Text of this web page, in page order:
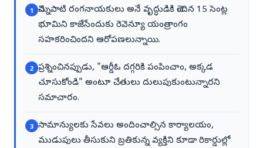
1 చెన్నుపాటి రంగనాయకులు అనే వృద్ధుడికి చెందిన 15 సెంట్ల
భూమిని కాజేసేందుకు రెవెన్యూ యంత్రాంగం
సహకరించిందని ఆరోపణలున్నాయి.
2 ప్రశ్నించినప్పుడు, "ఆర్డీఓ దగ్గరికి పంపించాం, అక్కడ
చూసుకోండి" అంటూ చేతులు దులుపుకుంటున్నారని
సమాచారం.
3 సామాన్యులకు సేవలు అందించాల్సిన కార్యాలయం,
ముడుపులు తీసుకుని బ్రతికున్న వ్యక్తిని కూడా రికార్డుల్లో